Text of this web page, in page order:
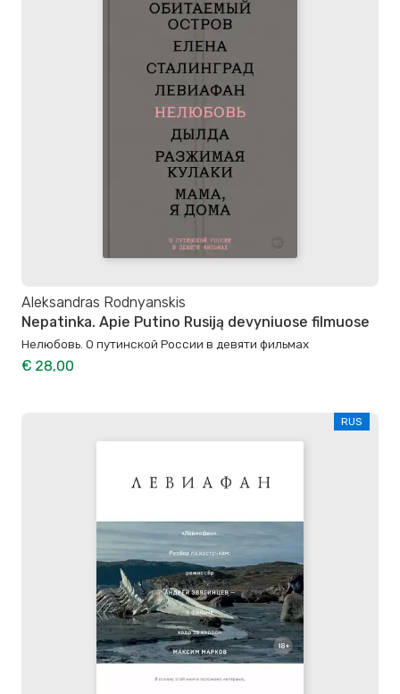
Aleksandras Rodnyanskis
Nepatinka. Apie Putino Rusiją devyniuose filmuose
Нелюбовь. О путинской России в девяти фильмах
€ 28,00
RUS